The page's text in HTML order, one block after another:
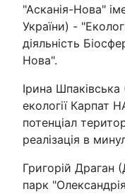
"Асканія-Нова"
України) -
діяльність
Нова".
Ірина
екології Карпат
потенціал
реалізація в
Григорій Драган
парк